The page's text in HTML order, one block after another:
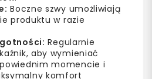
Boczne szwy umożliwiają
produktu w razie
Regularnie
aby wymieniać
momencie i
komfort